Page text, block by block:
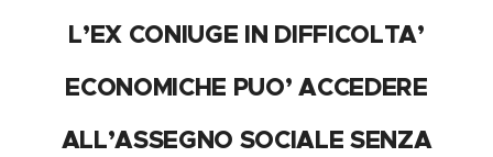
L’EX CONIUGE IN DIFFICOLTA’
ECONOMICHE PUO’ ACCEDERE
ALL’ASSEGNO SOCIALE SENZA